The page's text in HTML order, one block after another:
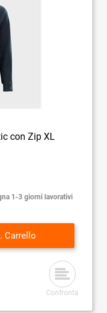
con Zip XL
1-3 giorni lavorativi
Carrello
Confronta